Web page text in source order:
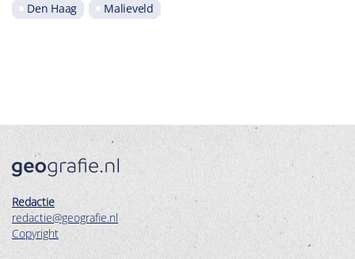
Den Haag Malieveld
Redactie
redactie@geografie.nl
Copyright